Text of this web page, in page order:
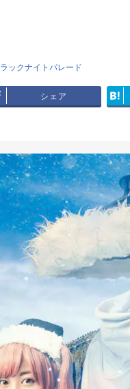
ックナイトパレード
シェア